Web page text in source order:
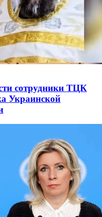
сотрудники ТЦК
Украинской